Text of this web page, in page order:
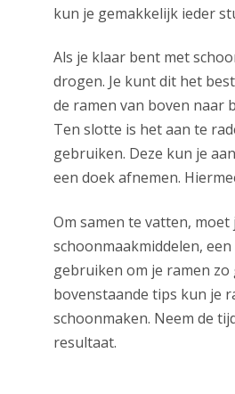
kun je gemakkelijk ieder
Als je klaar bent met
drogen. Je kunt dit het
de ramen van boven naar
Ten slotte is het aan te
gebruiken. Deze kun je
een doek afnemen.
Om samen te vatten,
schoonmaakmiddelen,
gebruiken om je ramen
bovenstaande tips kun je
schoonmaken. Neem de
resultaat.